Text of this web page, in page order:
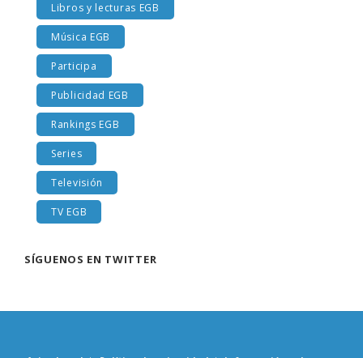
Libros y lecturas EGB
Música EGB
Participa
Publicidad EGB
Rankings EGB
Series
Televisión
TV EGB
SÍGUENOS EN TWITTER